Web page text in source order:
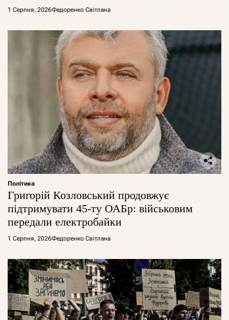
1 Серпня, 2026Федоренко Світлана
Політика
Григорій Козловський продовжує
підтримувати 45-ту ОАБр: військовим
передали електробайки
1 Серпня, 2026Федоренко Світлана